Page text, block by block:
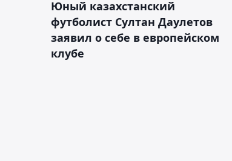
Юный казахстанский
футболист Султан Даулетов
заявил о себе в европейском
клубе